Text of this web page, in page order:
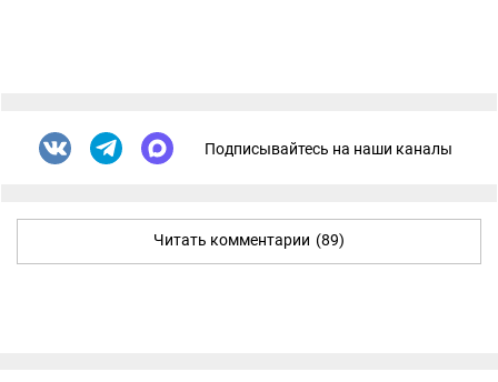
Подписывайтесь на наши каналы
Читать комментарии (89)